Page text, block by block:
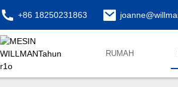
+86 18250231863
RUMAH